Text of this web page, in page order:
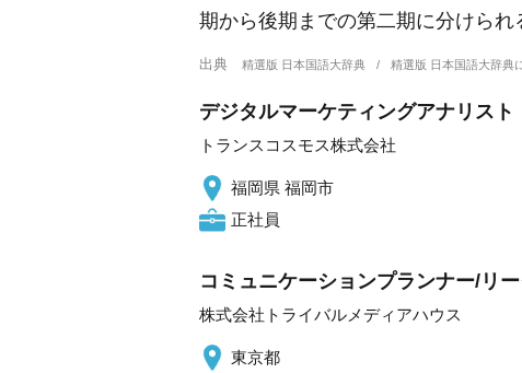
期から後期までの第二期に分けられ
出典 精選版 日本国語大辞典 精選版 日本国語大辞
デジタルマーケティングアナリスト
トランスコスモス株式会社
福岡県 福岡市
正社員
コミュニケーションプランナー/リ
株式会社トライバルメディアハウス
東京都